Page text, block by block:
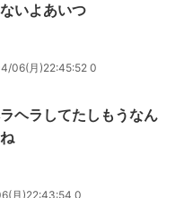
いよあいつ
06(月)22:45:52 0
ヘラしてたしもうなん
月)22:43:54 0